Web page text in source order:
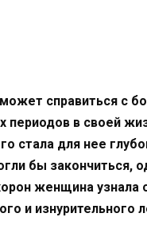
справиться с
в своей
стала для нее
бы закончиться,
женщина
и изнурительного